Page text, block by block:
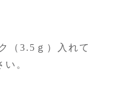
（3.5ｇ）入れて
。